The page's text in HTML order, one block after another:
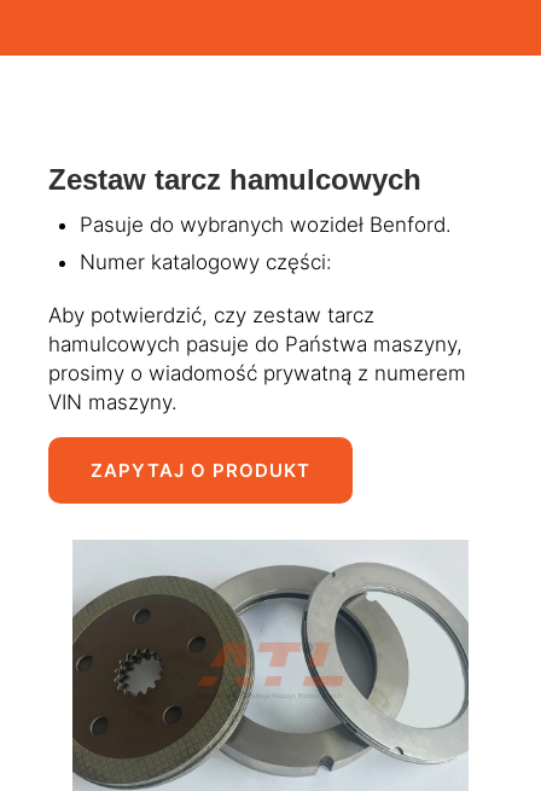
Zestaw tarcz hamulcowych
Pasuje do wybranych wozideł Benford.
Numer katalogowy części:
Aby potwierdzić, czy zestaw tarcz
hamulcowych pasuje do Państwa maszyny,
prosimy o wiadomość prywatną z numerem
VIN maszyny.
ZAPYTAJ O PRODUKT